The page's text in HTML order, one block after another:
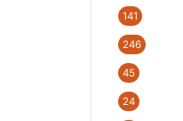
141
246
45
24